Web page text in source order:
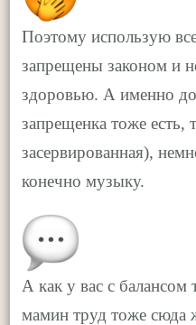
Поэтому использую
запрещены законом и
здоровью. А именно
запрещенка тоже есть,
засервированная),
конечно музыку.
А как у вас с балансом
мамин труд тоже